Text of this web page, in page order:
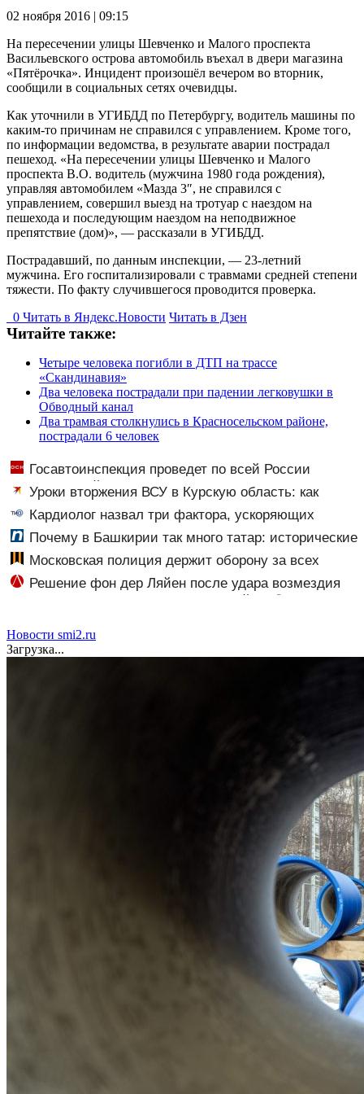
02 ноября 2016 | 09:15
На пересечении улицы Шевченко и Малого проспекта
Васильевского острова автомобиль въехал в двери магазина
«Пятёрочка». Инцидент произошёл вечером во вторник,
сообщили в социальных сетях очевидцы.
Как уточнили в УГИБДД по Петербургу, водитель машины по
каким-то причинам не справился с управлением. Кроме того,
по информации ведомства, в результате аварии пострадал
пешеход. «На пересечении улицы Шевченко и Малого
проспекта В.О. водитель (мужчина 1980 года рождения),
управляя автомобилем «Мазда 3″, не справился с
управлением, совершил выезд на тротуар с наездом на
пешехода и последующим наездом на неподвижное
препятствие (дом)», — рассказали в УГИБДД.
Пострадавший, по данным инспекции, — 23-летний
мужчина. Его госпитализировали с травмами средней степени
тяжести. По факту случившегося проводится проверка.
0 Читать в Яндекс.Новости Читать в Дзен
Читайте также:
Четыре человека погибли в ДТП на трассе
«Скандинавия»
Два человека пострадали при падении легковушки в
Обводный канал
Два трамвая столкнулись в Красносельском районе,
пострадали 6 человек
Госавтоинспекция проведет по всей России
массовые рейды с 10 августа
Уроки вторжения ВСУ в Курскую область: как
горькие события два года назад навсегда изменили
российскую армию
Кардиолог назвал три фактора, ускоряющих
старение сердца
Почему в Башкирии так много татар: исторические
корни и перепись населения
Московская полиция держит оборону за всех
нас — мнение
Решение фон дер Ляйен после удара возмездия
ВС РФ вызвало гнев в Сети ⋆ Листай.ру ✪
Новости smi2.ru
Загрузка...